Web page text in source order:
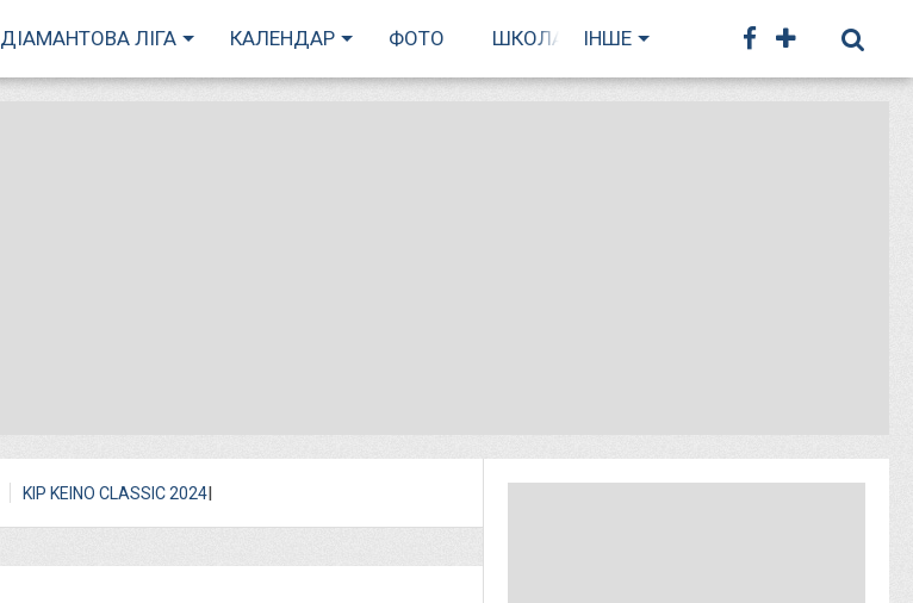
ДІАМАНТОВА ЛІГА КАЛЕНДАР ФОТО ШКОЛА БІГУ
ІНШЕ
I
KIP KEINO CLASSIC 2024